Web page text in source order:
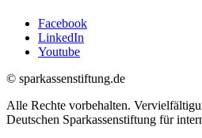
Facebook
LinkedIn
Youtube
© sparkassenstiftung.de
Alle Rechte vorbehalten.
Deutschen Sparkassenstiftung für